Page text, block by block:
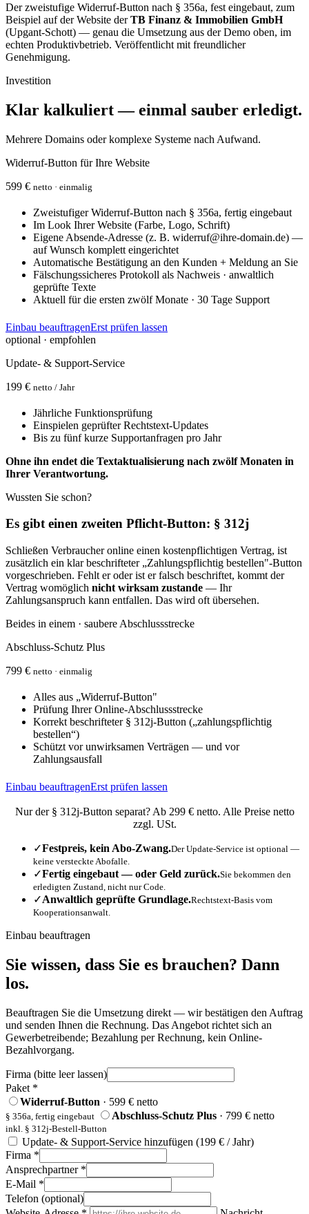
Der zweistufige Widerruf-Button nach § 356a, fest eingebaut, zum
Beispiel auf der Website derTB Finanz & Immobilien GmbH
(Upgant-Schott) — genau die Umsetzung aus der Demo oben, im
echten Produktivbetrieb. Veröffentlicht mit freundlicher
Genehmigung.
Investition
Klar kalkuliert — einmal sauber erledigt.
Mehrere Domains oder komplexe Systeme nach Aufwand.
Widerruf-Button für Ihre Website
599 € netto · einmalig
Zweistufiger Widerruf-Button nach § 356a, fertig eingebaut
Im Look Ihrer Website (Farbe, Logo, Schrift)
Eigene Absende-Adresse (z. B. widerruf@ihre-domain.de) —
auf Wunsch komplett eingerichtet
Automatische Bestätigung an den Kunden + Meldung an Sie
Fälschungssicheres Protokoll als Nachweis · anwaltlich
geprüfte Texte
Aktuell für die ersten zwölf Monate · 30 Tage Support
Einbau beauftragenErst prüfen lassen
optional · empfohlen
Update- & Support-Service
199 € netto / Jahr
Jährliche Funktionsprüfung
Einspielen geprüfter Rechtstext-Updates
Bis zu fünf kurze Supportanfragen pro Jahr
Ohne ihn endet die Textaktualisierung nach zwölf Monaten in
Ihrer Verantwortung.
Wussten Sie schon?
Es gibt einen zweiten Pflicht-Button: § 312j
Schließen Verbraucher online einen kostenpflichtigen Vertrag, ist
zusätzlich ein klar beschrifteter „Zahlungspflichtig bestellen"-Button
vorgeschrieben. Fehlt er oder ist er falsch beschriftet, kommt der
Vertrag womöglich nicht wirksam zustande — Ihr
Zahlungsanspruch kann entfallen. Das wird oft übersehen.
Beides in einem · saubere Abschlussstrecke
Abschluss-Schutz Plus
799 € netto · einmalig
Alles aus „Widerruf-Button"
Prüfung Ihrer Online-Abschlussstrecke
Korrekt beschrifteter § 312j-Button („zahlungspflichtig
bestellen“)
Schützt vor unwirksamen Verträgen — und vor
Zahlungsausfall
Einbau beauftragenErst prüfen lassen
Nur der § 312j-Button separat? Ab 299 € netto. Alle Preise netto
zzgl. USt.
✓Festpreis, kein Abo-Zwang.Der Update-Service ist optional —
keine versteckte Abofalle.
✓Fertig eingebaut — oder Geld zurück.Sie bekommen den
erledigten Zustand, nicht nur Code.
✓Anwaltlich geprüfte Grundlage.Rechtstext-Basis vom
Kooperationsanwalt.
Einbau beauftragen
Sie wissen, dass Sie es brauchen? Dann
los.
Beauftragen Sie die Umsetzung direkt — wir bestätigen den Auftrag
und senden Ihnen die Rechnung. Das Angebot richtet sich an
Gewerbetreibende; Bezahlung per Rechnung, kein Online-
Bezahlvorgang.
Firma (bitte leer lassen)
Paket *
Widerruf-Button · 599 € netto
§ 356a, fertig eingebaut Abschluss-Schutz Plus · 799 € netto
inkl. § 312j-Bestell-Button
Update- & Support-Service hinzufügen (199 € / Jahr)
Firma *
Ansprechpartner *
E-Mail *
Telefon (optional)